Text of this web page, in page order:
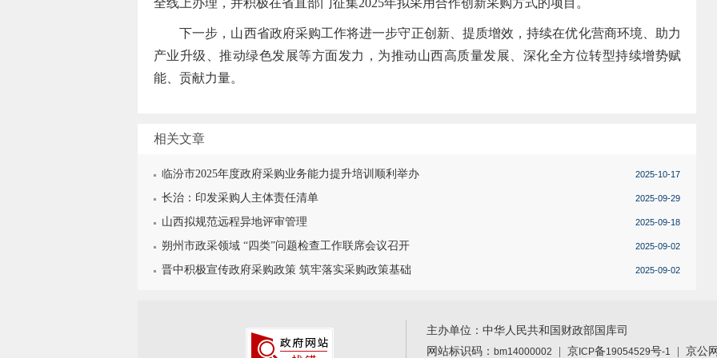
全线上办理，并积极在省直部门征集2025年拟采用合作创新采购方式的项目。
下一步，山西省政府采购工作将进一步守正创新、提质增效，持续在优化营商环境、助力
产业升级、推动绿色发展等方面发力，为推动山西高质量发展、深化全方位转型持续增势赋
能、贡献力量。
相关文章
临汾市2025年度政府采购业务能力提升培训顺利举办 2025-10-17
长治：印发采购人主体责任清单 2025-09-29
山西拟规范远程异地评审管理 2025-09-18
朔州市政采领域 “四类”问题检查工作联席会议召开 2025-09-02
晋中积极宣传政府采购政策 筑牢落实采购政策基础 2025-09-02
主办单位：中华人民共和国财政部国库司
网站标识码： bm14000002 京 ICP备19054529号-1 | 京公